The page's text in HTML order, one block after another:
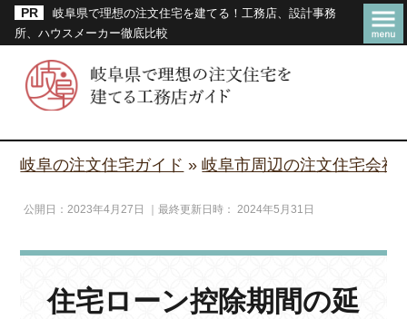
岐阜県で理想の注文住宅を建てる！工務店、設計事務
所、ハウスメーカー徹底比較
岐阜の注文住宅ガイド »岐阜市周辺の注文住宅会社
公開日：2023年4月27日 ｜最終更新日時：2024年5月31日
住宅ローン控除期間の延